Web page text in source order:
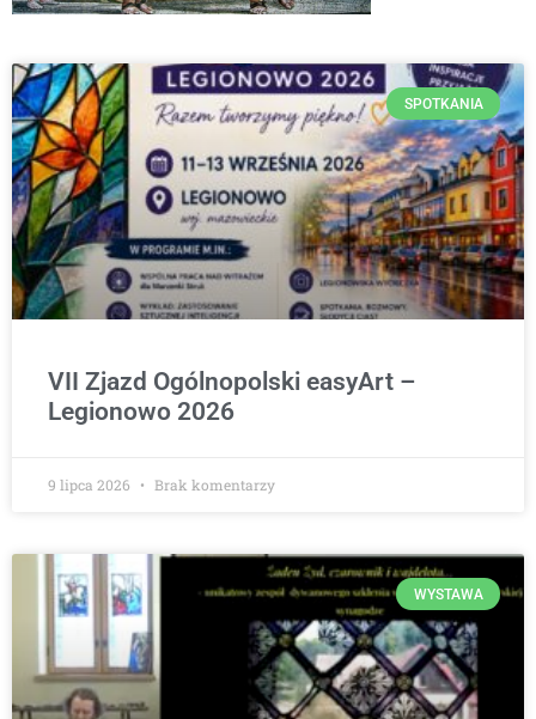
SPOTKANIA
VII Zjazd Ogólnopolski easyArt –
Legionowo 2026
9 lipca 2026 Brak komentarzy
WYSTAWA